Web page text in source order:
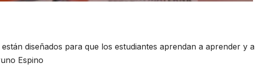
diseñados para que los estudiantes aprendan a aprender y a
Espino